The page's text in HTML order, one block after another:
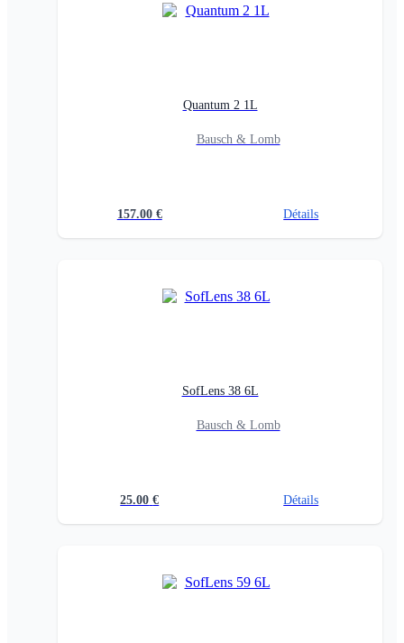
Quantum 2 1L
Bausch & Lomb
157.00 € Détails
SofLens 38 6L
Bausch & Lomb
25.00 € Détails